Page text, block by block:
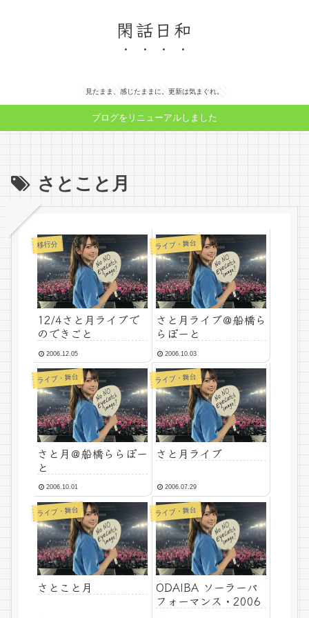
閑話日和
見たまま、感じたままに。更新は気まぐれ。
ブログをリニューアルしました
さとこと月
移行分
12/4さと月ライブで
のできごと
2006.12.05
ライブ・舞台
さと月ライブ＠船橋ら
らぽーと
2006.10.03
ライブ・舞台
さと月＠船橋ららぽー
と
2006.10.01
ライブ・舞台
さと月ライブ
2006.07.29
ライブ・舞台
さとこと月
ライブ・舞台
ODAIBA ソーラーパ
フォーマンス・2006